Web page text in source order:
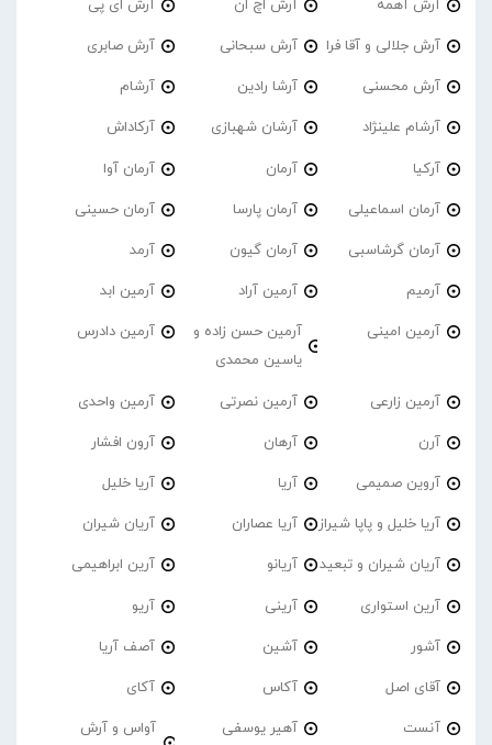
آرش آهمه آرش اچ ان آرش ای پی
آرش جلالی و آقا فرا آرش سبحانی آرش صابری
آرش محسنی آرشا رادین آرشام
آرشام علینژاد آرشان شهبازی آرکاداش
آرکیا آرمان آرمان آوا
آرمان اسماعیلی آرمان پارسا آرمان حسینی
آرمان گرشاسبی آرمان گیون آرمد
آرمیم آرمین آراد آرمین ابد
آرمین امینی
آرمین حسن زاده و
یاسین محمدی
آرمین دادرس
آرمین زارعی آرمین نصرتی آرمین واحدی
آرن آرهان آرون افشار
آروین صمیمی آریا آریا خلیل
آریا خلیل و پاپا شیراز آریا عصاران آریان شیران
آریان شیران و تبعید آریانو آرین ابراهیمی
آرین استواری آرینی آریو
آشور آشین آصف آریا
آقای اصل آکاس آکای
آنست آهیر یوسفی
آواس و آرش